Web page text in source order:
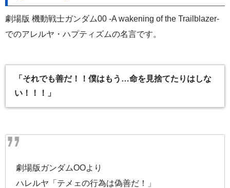
劇場版 機動戦士ガンダム00 -A wakening of the Trailblazer-
でのアレルヤ・ハプティズムの名言です。
「それでも善だ！！僕はもう…命を見捨てたりはしな
い！！！」
劇場版ガンダムOOより
ハレルヤ「テメェの行為は偽善だ！」